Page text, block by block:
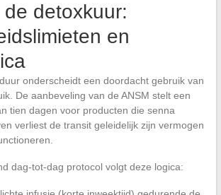
detoxkuur:
en
onderscheidt een doordacht gebruik van
De aanbeveling van de ANSM stelt een
tien dagen voor producten die senna
verliest de transit geleidelijk zijn vermogen
dag-tot-dag protocol volgt deze logica: